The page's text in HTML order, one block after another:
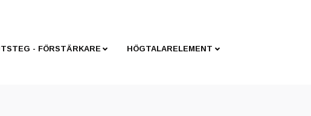
- FÖRSTÄRKARE HÖGTALARELEMENT